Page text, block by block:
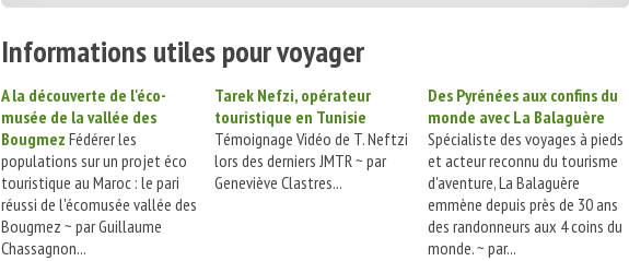
Informations utiles pour voyager
A la découverte de l'éco-
musée de la vallée des
Bougmez Fédérer les
populations sur un projet éco
touristique au Maroc : le pari
réussi de l'écomusée vallée des
Bougmez ~ par Guillaume
Chassagnon...
Tarek Nefzi, opérateur
touristique en Tunisie
Témoignage Vidéo de T. Neftzi
lors des derniers JMTR ~ par
Geneviève Clastres...
Des Pyrénées aux confins du
monde avec La Balaguère
Spécialiste des voyages à pieds
et acteur reconnu du tourisme
d'aventure, La Balaguère
emmène depuis près de 30 ans
des randonneurs aux 4 coins du
monde. ~ par...